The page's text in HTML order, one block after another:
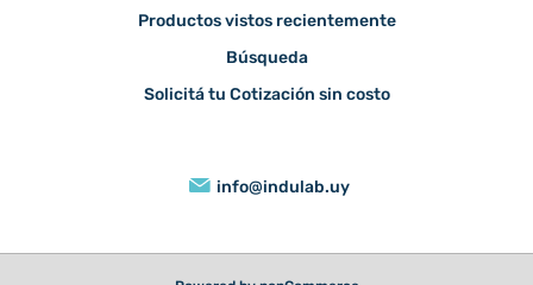
Productos vistos recientemente
Búsqueda
Solicitá tu Cotización sin costo
info@indulab.uy